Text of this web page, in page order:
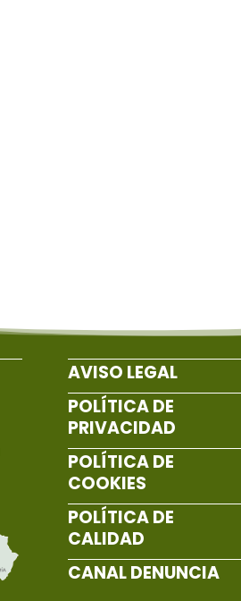
AVISO LEGAL
POLÍTICA DE
PRIVACIDAD
POLÍTICA DE
COOKIES
POLÍTICA DE
CALIDAD
CANAL DENUNCIA